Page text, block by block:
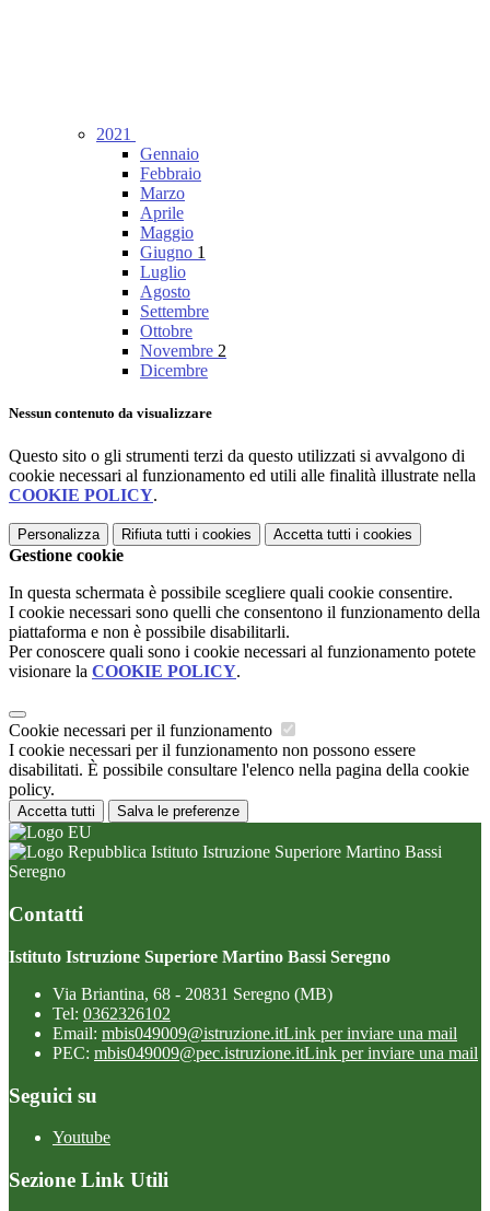
2021
Gennaio
Febbraio
Marzo
Aprile
Maggio
Giugno 1
Luglio
Agosto
Settembre
Ottobre
Novembre 2
Dicembre
Nessun contenuto da visualizzare
Questo sito o gli strumenti terzi da questo utilizzati si avvalgono di
cookie necessari al funzionamento ed utili alle finalità illustrate nella
COOKIE POLICY.
Personalizza Rifiuta tutti i cookies Accetta tutti i cookies
Gestione cookie
In questa schermata è possibile scegliere quali cookie consentire.
I cookie necessari sono quelli che consentono il funzionamento della
piattaforma e non è possibile disabilitarli.
Per conoscere quali sono i cookie necessari al funzionamento potete
visionare la COOKIE POLICY.
Cookie necessari per il funzionamento
I cookie necessari per il funzionamento non possono essere
disabilitati. È possibile consultare l'elenco nella pagina della cookie
policy.
Accetta tutti Salva le preferenze
Istituto Istruzione Superiore Martino Bassi
Seregno
Contatti
Istituto Istruzione Superiore Martino Bassi Seregno
Via Briantina, 68 - 20831 Seregno (MB)
Tel: 0362326102
Email: mbis049009@istruzione.itLink per inviare una mail
PEC: mbis049009@pec.istruzione.itLink per inviare una mail
Seguici su
Youtube
Sezione Link Utili